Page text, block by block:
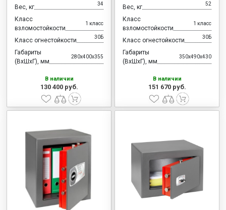
Вес, кг 34
Класс
взломостойкости
1 класс
Класс огнестойкости 30Б
Габариты
(ВхШхГ), мм
280x400x355
В наличии
130 400 руб.
Вес, кг 52
Класс
взломостойкости
1 класс
Класс огнестойкости 30Б
Габариты
(ВхШхГ), мм
350x490x430
В наличии
151 670 руб.